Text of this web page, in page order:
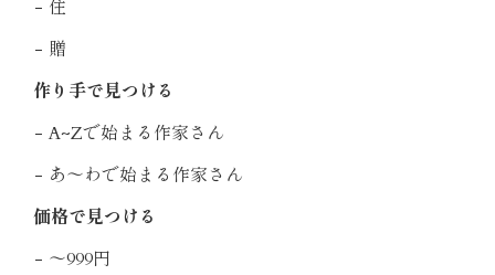
住
贈
作り手で見つける
A~Zで始まる作家さん
あ〜わで始まる作家さん
価格で見つける
〜999円